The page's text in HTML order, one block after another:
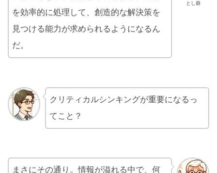
とし爺
を効率的に処理して、創造的な解決策を
見つける能力が求められるようになるん
だ。
クリティカルシンキングが重要になるっ
てこと？
まさにその通り。情報が溢れる中で、何